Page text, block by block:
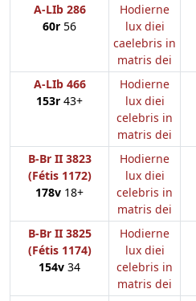
A-LIb 286
60r 56
Hodierne
lux diei
caelebris in
matris dei
A-LIb 466
153r 43+
Hodierne
lux diei
celebris in
matris dei
B-Br II 3823
(Fétis 1172)
178v 18+
Hodierne
lux diei
celebris in
matris dei
B-Br II 3825
(Fétis 1174)
154v 34
Hodierne
lux diei
celebris in
matris dei